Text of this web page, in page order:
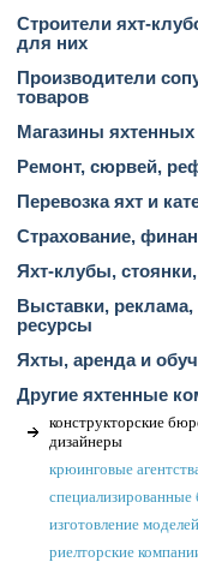
Строители яхт-
для них
Производители
товаров
Магазины яхтенных
Ремонт, сюрвей,
Перевозка яхт и
Страхование,
Яхт-клубы,
Выставки,
ресурсы
Яхты, аренда и
Другие яхтенные
конструкторские
дизайнеры
крюинговые
изготовление
риелторские